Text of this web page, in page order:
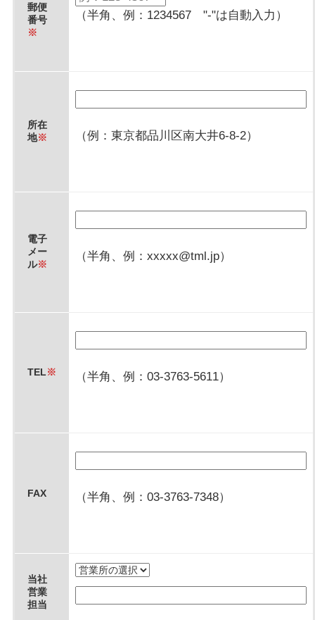
郵便
番号
※
（半角、例：1234567 "-"は自動入力）
所在
地※ （例：東京都品川区南大井6-8-2）
電子
メー
ル※
（半角、例：xxxxx@tml.jp）
TEL※ （半角、例：03-3763-5611）
FAX （半角、例：03-3763-7348）
当社
営業
担当